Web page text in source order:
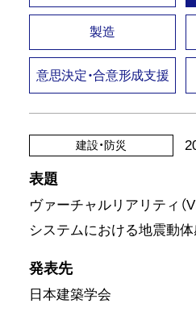
製造
意思決定・合意形成支援
建設・防災
表題
ヴァーチャルリアリティ（
システムにおける地震動
発表先
日本建築学会